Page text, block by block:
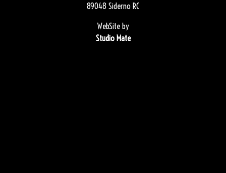
89048 Siderno RC
WebSite by
Studio Mate